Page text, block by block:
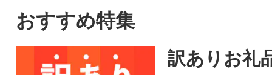
おすすめ特集
訳ありお礼